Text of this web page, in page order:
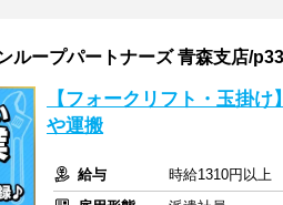
ループパートナーズ 青森支店/
【フォークリフト・玉掛
や運搬
給与
時給1310円以上